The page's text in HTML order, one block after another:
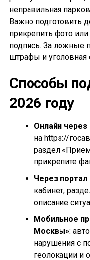
неправильная
Важно подготовить
прикрепить фото
подпись. За ложные
штрафы и уголовная
Способы
2026 году
Онлайн
на https://
раздел
прикрепите
Через портал
кабинет,
описание
Мобильное
Москвы»:
нарушения с
геолокации и